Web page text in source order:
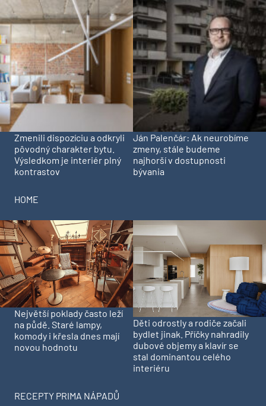
Zmenili dispozíciu a odkryli
pôvodný charakter bytu.
Výsledkom je interiér plný
kontrastov
Ján Palenčár: Ak neurobíme
zmeny, stále budeme
najhorší v dostupnosti
bývania
HOME
Největší poklady často leží
na půdě. Staré lampy,
komody i křesla dnes mají
novou hodnotu
Děti odrostly a rodiče začali
bydlet jinak. Příčky nahradily
dubové objemy a klavír se
stal dominantou celého
interiéru
RECEPTY PRIMA NÁPADŮ